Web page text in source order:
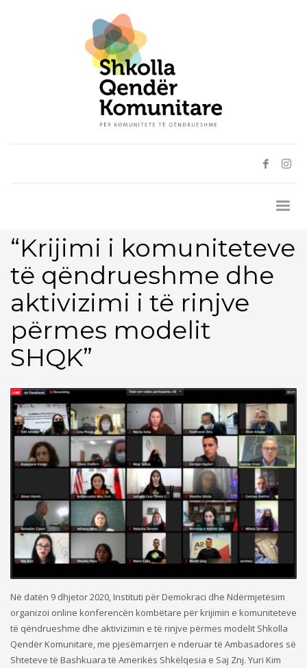
“Krijimi i komuniteteve
të qëndrueshme dhe
aktivizimi i të rinjve
përmes modelit
SHQK”
Në datën 9 dhjetor 2020, Instituti për Demokraci dhe Ndërmjetësim
organizoi online konferencën kombëtare për krijimin e komuniteteve
të qëndrueshme dhe aktivizimin e të rinjve përmes modelit Shkolla
Qendër Komunitare, me pjesëmarrjen e nderuar të Ambasadores së
Shteteve të Bashkuara të Amerikës Shkëlqesia e Saj Znj. Yuri Kim